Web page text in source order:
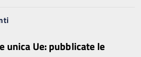
unica Ue: pubblicate le